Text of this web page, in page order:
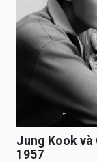
Jung Kook và
1957